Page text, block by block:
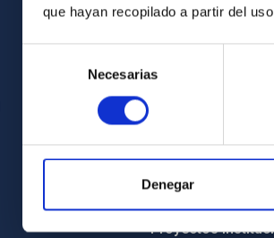
que hayan recopilado a partir del
consentimiento
Necesarias
Denegar
INFORMACIÓN
Legislación
Transparencia
Código ético y
Medio Ambiente y
Proyectos